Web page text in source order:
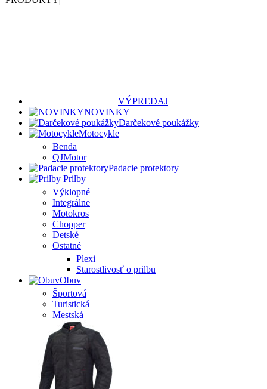
VÝPREDAJ
NOVINKY
Darčekové poukážky
Motocykle
Benda
QJMotor
Padacie protektory
Prilby
Výklopné
Integrálne
Motokros
Chopper
Detské
Ostatné
Plexi
Starostlivosť o prilbu
Obuv
Športová
Turistická
Mestská